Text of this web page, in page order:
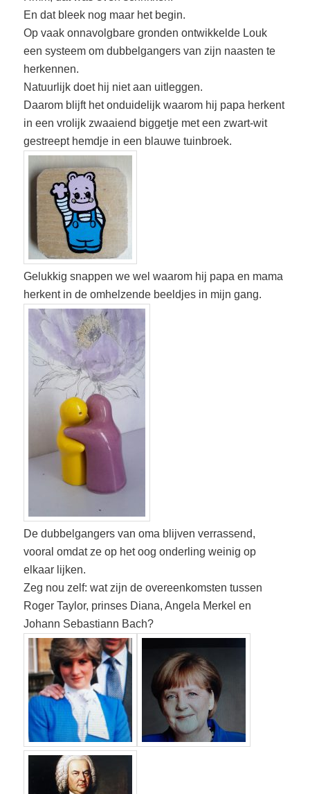
En dat bleek nog maar het begin.
Op vaak onnavolgbare gronden ontwikkelde Louk
een systeem om dubbelgangers van zijn naasten te
herkennen.
Natuurlijk doet hij niet aan uitleggen.
Daarom blijft het onduidelijk waarom hij papa herkent
in een vrolijk zwaaiend biggetje met een zwart-wit
gestreept hemdje in een blauwe tuinbroek.
Gelukkig snappen we wel waarom hij papa en mama
herkent in de omhelzende beeldjes in mijn gang.
De dubbelgangers van oma blijven verrassend,
vooral omdat ze op het oog onderling weinig op
elkaar lijken.
Zeg nou zelf: wat zijn de overeenkomsten tussen
Roger Taylor, prinses Diana, Angela Merkel en
Johann Sebastiann Bach?